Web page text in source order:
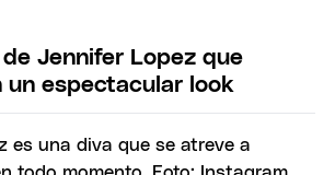
Jennifer Lopez que
un espectacular look